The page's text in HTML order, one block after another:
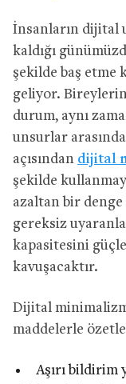
İnsanların dijital
kaldığı
şekilde baş etme
geliyor.
durum, aynı
unsurlar
açısından dijital
şekilde
azaltan bir
gereksiz
kapasitesini
kavuşacaktır.
Dijital
maddelerle
Aşırı bildirim